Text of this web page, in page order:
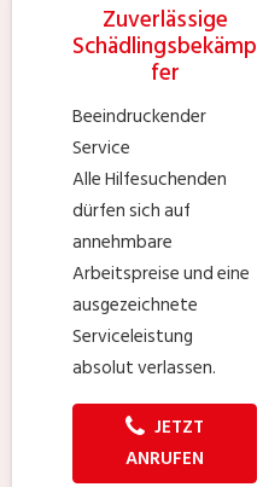
Zuverlässige
Schädlingsbekämp
fer
Beeindruckender
Service
Alle Hilfesuchenden
dürfen sich auf
annehmbare
Arbeitspreise und eine
ausgezeichnete
Serviceleistung
absolut verlassen.
JETZT
ANRUFEN